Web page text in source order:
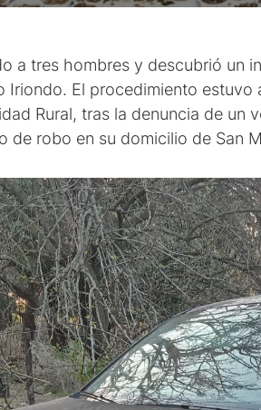
a tres hombres y descubrió un
Iriondo. El procedimiento
Rural, tras la denuncia de
de robo en su domicilio de San